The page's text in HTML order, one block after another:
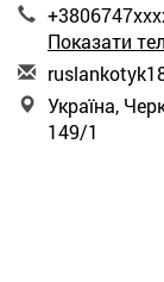
Показати
ruslankoty
Україна,
149/1